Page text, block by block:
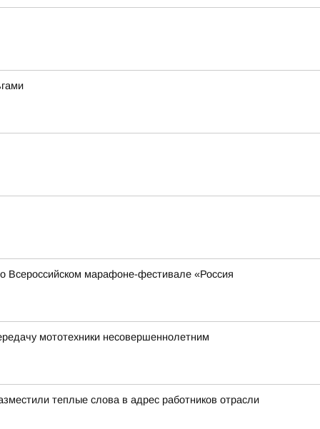
Всероссийском марафоне-фестивале «Россия
мототехники несовершеннолетним
теплые слова в адрес работников отрасли